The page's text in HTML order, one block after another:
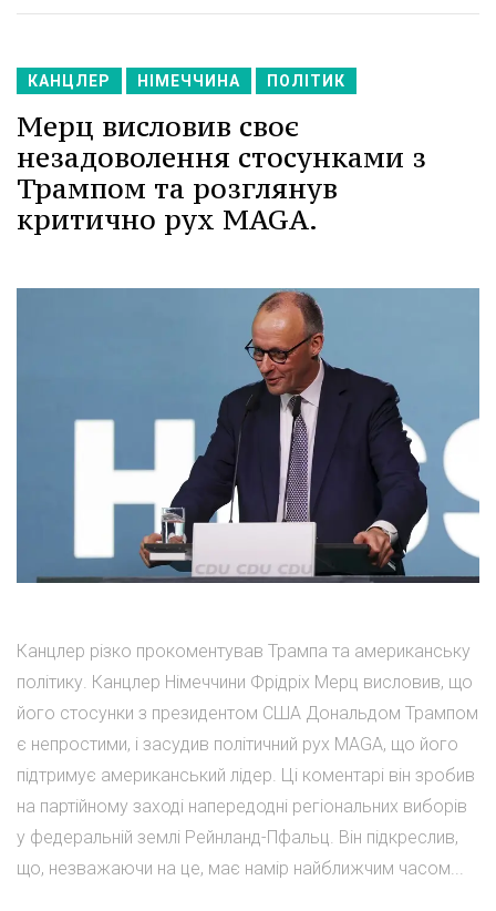
КАНЦЛЕР НІМЕЧЧИНА ПОЛІТИК
Мерц висловив своє
незадоволення стосунками з
Трампом та розглянув
критично рух MAGA.
Канцлер різко прокоментував Трампа та американську
політику. Канцлер Німеччини Фрідріх Мерц висловив, що
його стосунки з президентом США Дональдом Трампом
є непростими, і засудив політичний рух MAGA, що його
підтримує американський лідер. Ці коментарі він зробив
на партійному заході напередодні регіональних виборів
у федеральній землі Рейнланд-Пфальц. Він підкреслив,
що, незважаючи на це, має намір найближчим часом...